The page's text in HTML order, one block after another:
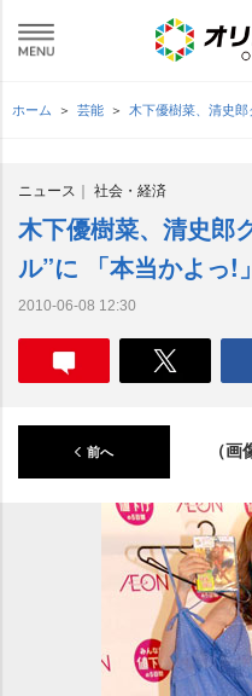
ホーム 芸能 木下優樹菜、清史郎
ニュース 社会・経済
木下優樹菜、清史郎
ル”に 「本当かよっ!」
2010-06-08 12:30
前へ （画